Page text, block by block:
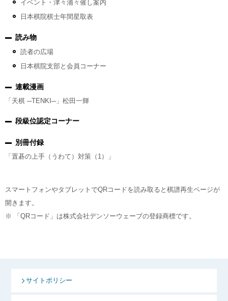
イベント・津々浦々催し案内
日本棋院棋士年間星取表
読み物
読者の広場
日本棋院支部と会員コーナー
連載漫画
「天棋 ─TENKI─」松田一輝
段級位認定コーナー
別冊付録
「置碁の上手（うわて）対策（1）」
スマートフォンやタブレットでQRコードを読み取ると棋譜再生ページが
開きます。
※ 「QRコード」は株式会社デンソーウェーブの登録商標です。
サイトポリシー